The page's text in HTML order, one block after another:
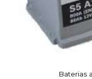
Baterias